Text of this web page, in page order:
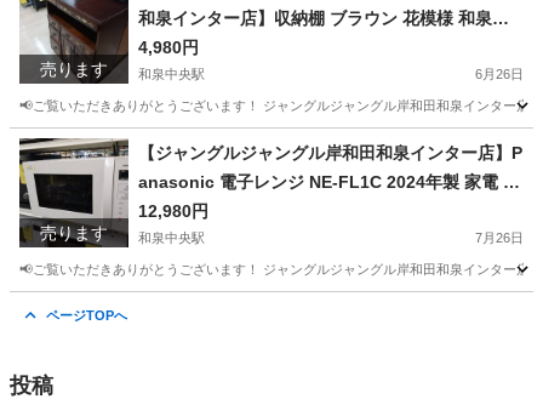
売ります
和泉インター店】収納棚 ブラウン 花模様 和泉市
堺市 岸和田市 泉大津市 高石市 泉北郡熊取町
4,980円
和泉中央駅 6月26日
📢ご覧いただきありがとうございます！ ジャングルジャングル岸和田和泉インター
大阪 和泉市 和泉中央駅 椅子 ジャングル
売ります
【ジャングルジャングル岸和田和泉インター店】P
anasonic 電子レンジ NE-FL1C 2024年製 家電 和
泉市 堺市 岸和田市 泉大津市 高石市 泉北郡忠岡町
12,980円
和泉中央駅 7月26日
📢ご覧いただきありがとうございます！ ジャングルジャングル岸和田和泉インター
ページTOPへ
投稿